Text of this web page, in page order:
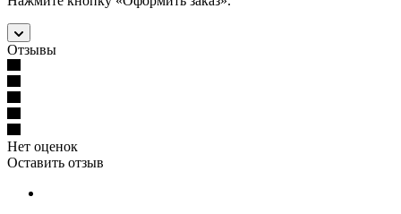
Отзывы
Нет оценок
Оставить отзыв